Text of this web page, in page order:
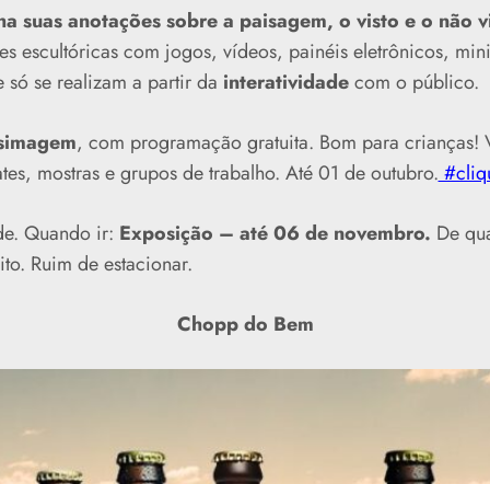
suas anotações sobre a paisagem, o visto e o não
escultóricas com jogos, vídeos, painéis eletrônicos,
se realizam a partir da interatividadecom o público.
, com programação gratuita. Bom para crianças!
mostras e grupos de trabalho. Até 01 de outubro.
Quando ir: Exposição – até 06 de novembro. De
Ruim de estacionar.
Chopp do Bem